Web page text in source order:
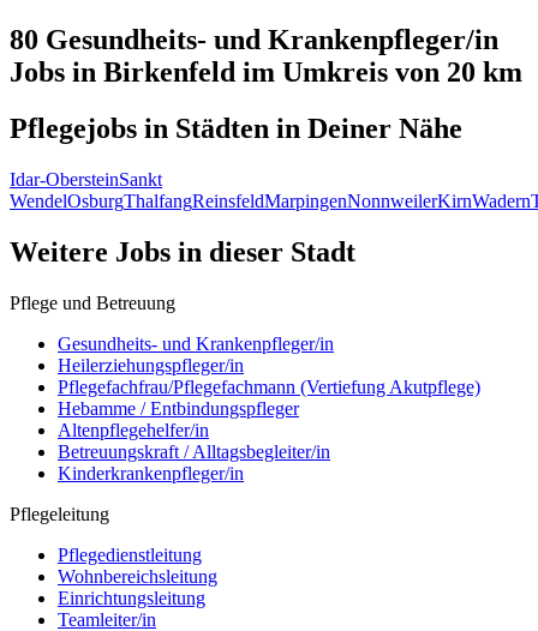
80 Gesundheits- und Krankenpfleger/in
Jobs in Birkenfeld im Umkreis von 20 km
Pflegejobs in Städten in Deiner Nähe
Idar-ObersteinSankt
WendelOsburgThalfangReinsfeldMarpingenNonnweilerKirnWadern
Weitere Jobs in dieser Stadt
Pflege und Betreuung
Gesundheits- und Krankenpfleger/in
Heilerziehungspfleger/in
Pflegefachfrau/Pflegefachmann (Vertiefung Akutpflege)
Hebamme / Entbindungspfleger
Altenpflegehelfer/in
Betreuungskraft / Alltagsbegleiter/in
Kinderkrankenpfleger/in
Pflegeleitung
Pflegedienstleitung
Wohnbereichsleitung
Einrichtungsleitung
Teamleiter/in